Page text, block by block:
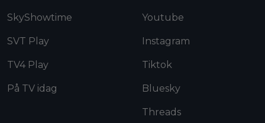
SkyShowtime
SVT Play
TV4 Play
På TV idag
Youtube
Instagram
Tiktok
Bluesky
Threads